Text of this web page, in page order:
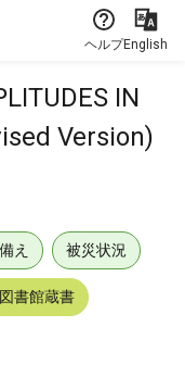
ヘルプEnglish
IN
Version)
え 被災状況
書館蔵書